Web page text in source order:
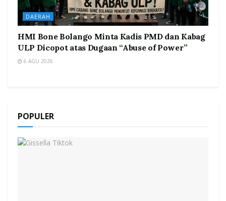
DAERAH
HMI Bone Bolango Minta Kadis PMD dan Kabag
ULP Dicopot atas Dugaan “Abuse of Power”
6 AGU 2026
POPULER